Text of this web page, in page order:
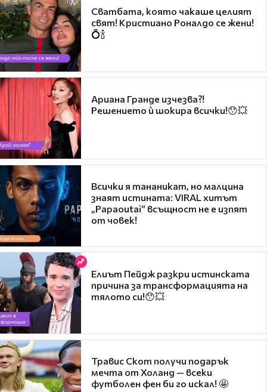
Сватбата, която чакаше целият
свят! Кристиано Роналдо се жени!
💍🍾
Ариана Гранде изчезва?!
Решението ѝ шокира всички!😯💥
Всички я тананикат, но малцина
знаят истината: VIRAL хитът
„Papaoutai“ всъщност не е изпят
от човек!
Елиът Пейдж разкри истинската
причина за трансформацията на
тялото си!😯💥
Травис Скот получи подарък
мечта от Холанд — всеки
футболен фен би го искал! 🤩